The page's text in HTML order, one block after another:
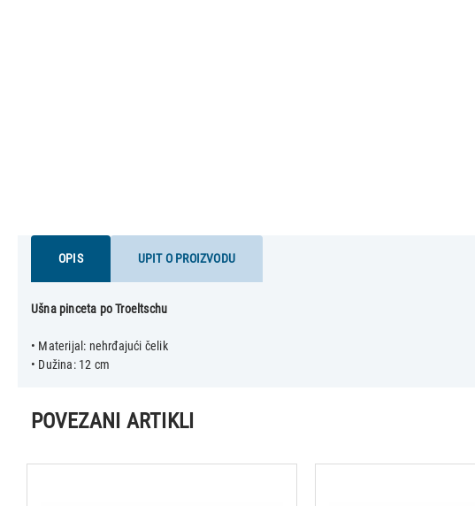
OPIS UPIT O PROIZVODU
Ušna pinceta po Troeltschu
• Materijal: nehrđajući čelik
POVEZANI ARTIKLI